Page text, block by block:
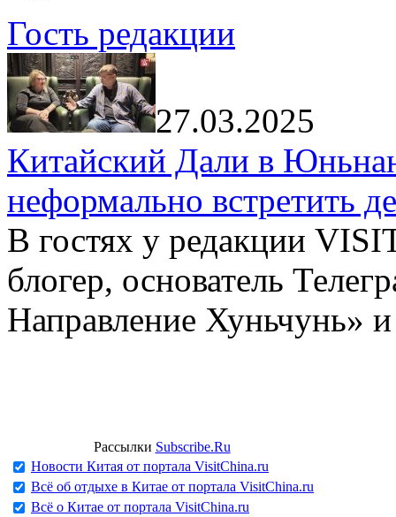
Гость редакции
27.03.2025
Китайский Дали в
неформально встретить
В гостях у редакции
блогер, основатель
Направление Хуньчунь»
Рассылки Subscribe.Ru
Новости Китая от портала VisitChina.ru
Всё об отдыхе в Китае от портала VisitChina.ru
Всё о Китае от портала VisitChina.ru